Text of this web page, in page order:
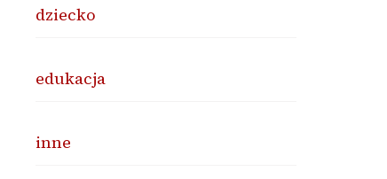
dziecko
edukacja
inne